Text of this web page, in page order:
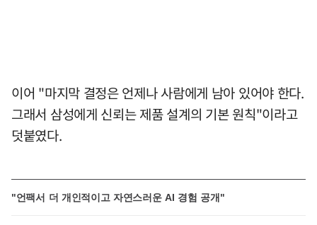
이어 "마지막 결정은 언제나 사람에게 남아 있어야 한다.
그래서 삼성에게 신뢰는 제품 설계의 기본 원칙"이라고
덧붙였다.
"언팩서 더 개인적이고 자연스러운 AI 경험 공개"